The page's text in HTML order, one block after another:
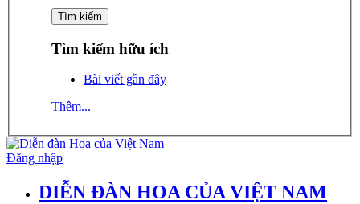
Tìm kiếm hữu ích
Bài viết gần đây
Thêm...
Đăng nhập
DIỄN ĐÀN HOA CỦA VIỆT NAM